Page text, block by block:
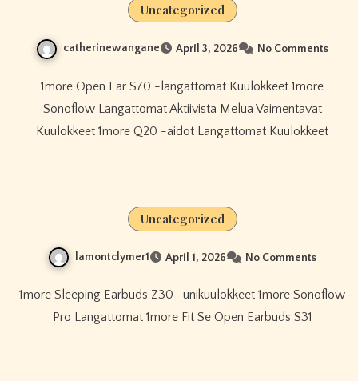
Uncategorized
catherinewangane April 3, 2026 No Comments
1more Open Ear S70 -langattomat Kuulokkeet 1more
Sonoflow Langattomat Aktiivista Melua Vaimentavat
Kuulokkeet 1more Q20 -aidot Langattomat Kuulokkeet
Uncategorized
lamontclymer1 April 1, 2026 No Comments
1more Sleeping Earbuds Z30 -unikuulokkeet 1more Sonoflow
Pro Langattomat 1more Fit Se Open Earbuds S31